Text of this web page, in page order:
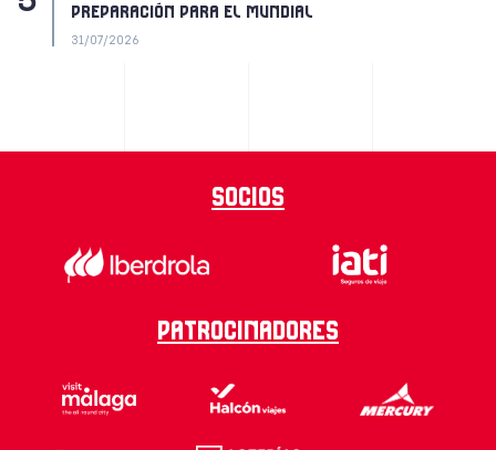
PREPARACIÓN PARA EL MUNDIAL
31/07/2026
Socios
Patrocinadores